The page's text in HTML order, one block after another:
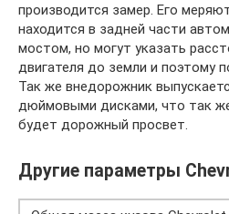
производится замер. Его
находится в задней части
мостом, но могут указать
двигателя до земли и поэтому
Так же внедорожник
дюймовыми дисками, что так
будет дорожный просвет.
Другие параметры